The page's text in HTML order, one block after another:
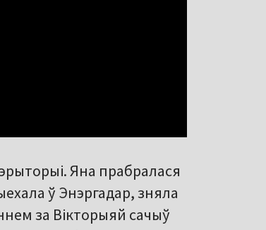
Яна прабралася
ў Энэргадар, зняла
за Вікторыяй сачыў